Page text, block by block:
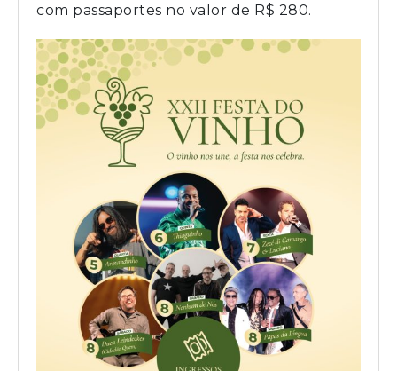
com passaportes no valor de R$ 280.